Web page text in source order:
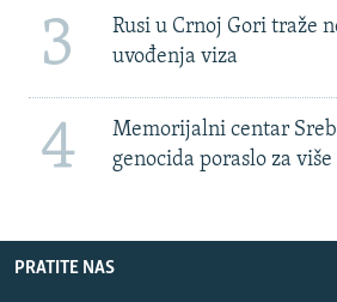
3
Rusi u Crnoj Gori traže
uvođenja viza
4
Memorijalni centar
genocida poraslo za
PRATITE NAS